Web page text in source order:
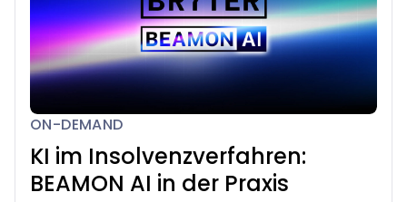
ON-DEMAND
KI im Insolvenzverfahren:
BEAMON AI in der Praxis